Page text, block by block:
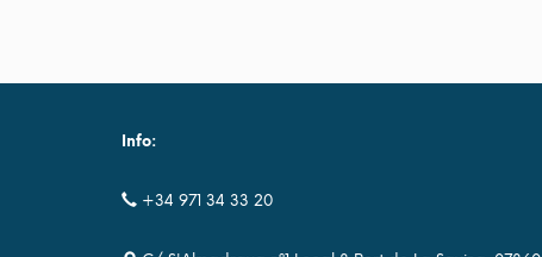
Info:
+34 971 34 33 20